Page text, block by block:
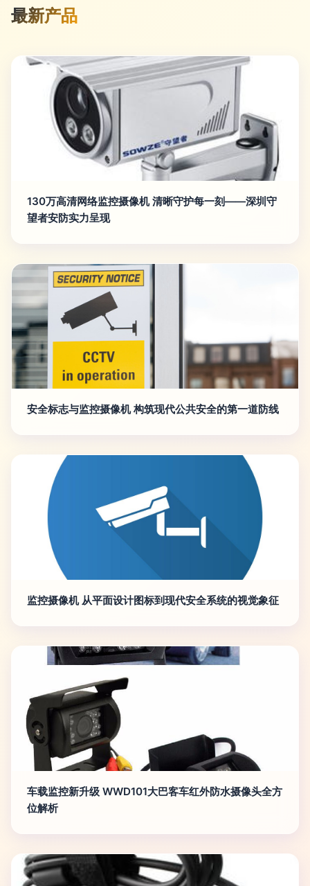
最新产品
130万高清网络监控摄像机 清晰守护每一刻——深圳守
望者安防实力呈现
安全标志与监控摄像机 构筑现代公共安全的第一道防线
监控摄像机 从平面设计图标到现代安全系统的视觉象征
车载监控新升级 WWD101大巴客车红外防水摄像头全方
位解析